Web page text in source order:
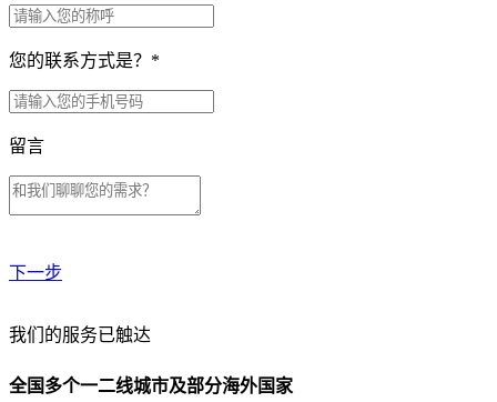
您的联系方式是？ *
留言
下一步
贵公司预算范围是？
我们的服务已触达
全国多个一二线城市及部分海外国家